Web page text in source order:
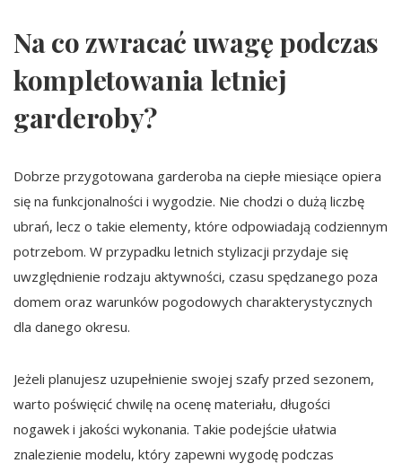
Na co zwracać uwagę podczas
kompletowania letniej
garderoby?
Dobrze przygotowana garderoba na ciepłe miesiące opiera
się na funkcjonalności i wygodzie. Nie chodzi o dużą liczbę
ubrań, lecz o takie elementy, które odpowiadają codziennym
potrzebom. W przypadku letnich stylizacji przydaje się
uwzględnienie rodzaju aktywności, czasu spędzanego poza
domem oraz warunków pogodowych charakterystycznych
dla danego okresu.
Jeżeli planujesz uzupełnienie swojej szafy przed sezonem,
warto poświęcić chwilę na ocenę materiału, długości
nogawek i jakości wykonania. Takie podejście ułatwia
znalezienie modelu, który zapewni wygodę podczas